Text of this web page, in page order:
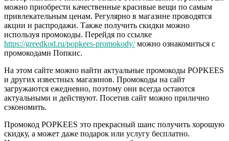
можно приобрести качественные красивые вещи по самым
привлекательным ценам. Регулярно в магазине проводятся
акции и распродажи. Также получить скидки можно
используя промокоды. Перейдя по ссылке
https://greedkod.ru/popkees-promokody/можно ознакомиться с
промокодами Попкис.
На этом сайте можно найти актуальные промокоды POPKEES
и других известных магазинов. Промокоды на сайт
загружаются ежедневно, поэтому они всегда остаются
актуальными и действуют. Посетив сайт можно прилично
сэкономить.
Промокод POPKEES это прекрасный шанс получить хорошую
скидку, а может даже подарок или услугу бесплатно.